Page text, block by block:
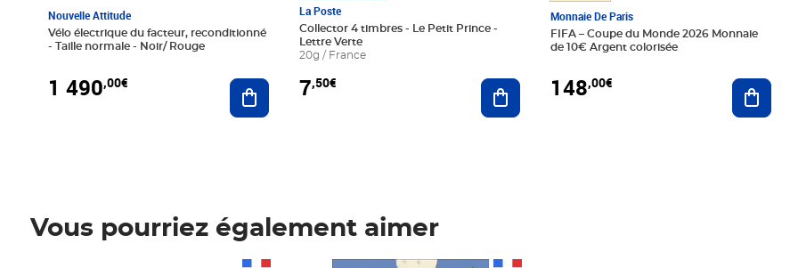
Nouvelle Attitude
Vélo électrique du facteur, reconditionné
- Taille normale - Noir/ Rouge
1 490,00€ Ajouter au panier
La Poste
Collector 4 timbres - Le Petit Prince -
Lettre Verte
20g / France
7,50€ Ajouter au panier
Monnaie De Paris
FIFA – Coupe du Monde 2026 Monnaie
de 10€ Argent colorisée
148,00€
Vous pourriez également aimer